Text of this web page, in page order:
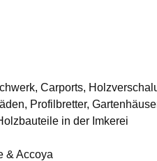
Carports,
Profilbretter,
in der Imkerei
& Accoya